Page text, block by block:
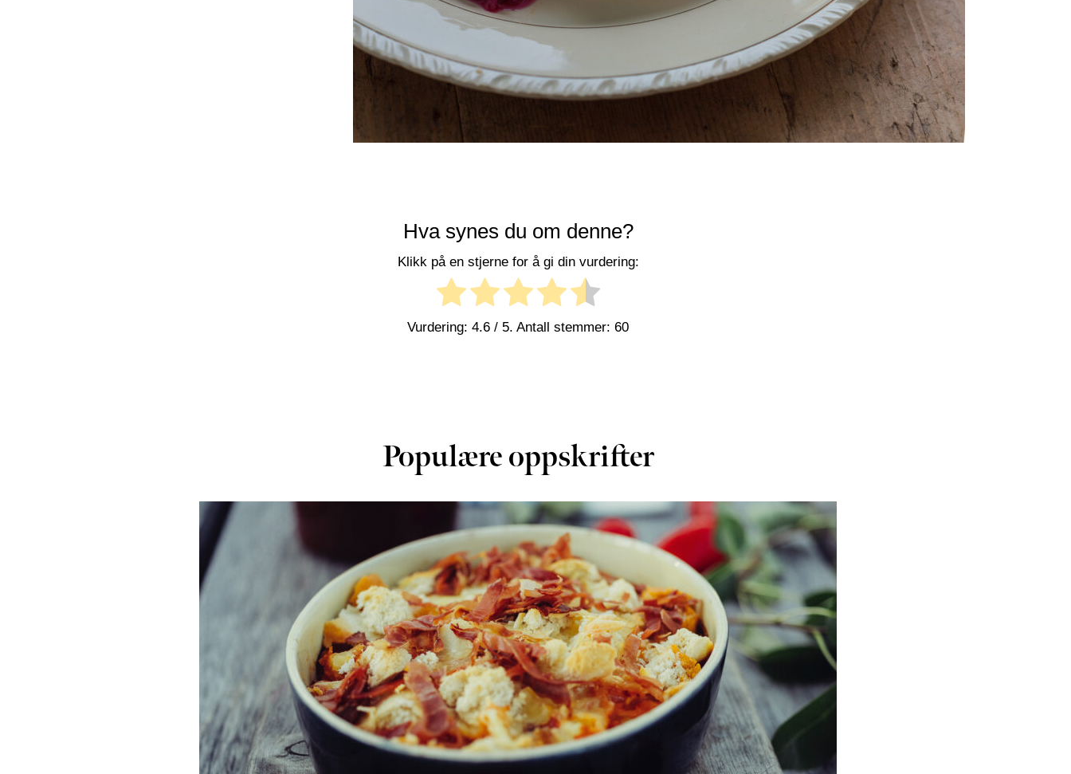
Hva synes du om denne?
Klikk på en stjerne for å gi din vurdering:
Vurdering: 4.6 / 5. Antall stemmer: 60
Populære oppskrifter